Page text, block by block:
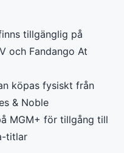
tillgänglig på
och Fandango At
köpas fysiskt från
& Noble
MGM+ för tillgång till
titlar